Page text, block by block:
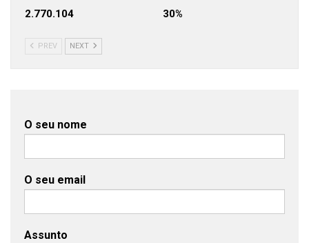
2.770.104 30%
PREV NEXT
O seu nome
O seu email
Assunto